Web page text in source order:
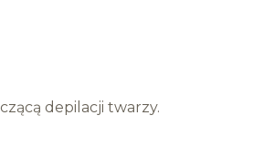
depilacji twarzy.